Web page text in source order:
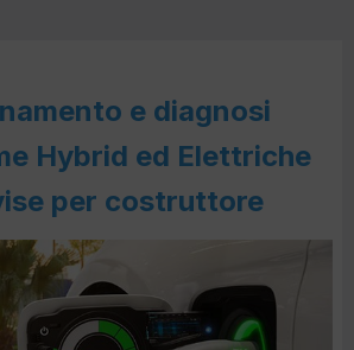
e diagnosi
Hybrid ed Elettriche
per costruttore